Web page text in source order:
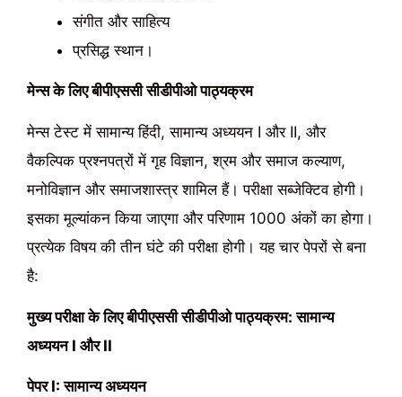
संगीत और साहित्य
प्रसिद्ध स्थान।
मेन्स के लिए बीपीएससी सीडीपीओ पाठ्यक्रम
मेन्स टेस्ट में सामान्य हिंदी, सामान्य अध्ययन I और II, और
वैकल्पिक प्रश्नपत्रों में गृह विज्ञान, श्रम और समाज कल्याण,
मनोविज्ञान और समाजशास्त्र शामिल हैं। परीक्षा सब्जेक्टिव होगी।
इसका मूल्यांकन किया जाएगा और परिणाम 1000 अंकों का होगा।
प्रत्येक विषय की तीन घंटे की परीक्षा होगी। यह चार पेपरों से बना
है:
मुख्य परीक्षा के लिए बीपीएससी सीडीपीओ पाठ्यक्रम: सामान्य
अध्ययन I और II
पेपर I: सामान्य अध्ययन